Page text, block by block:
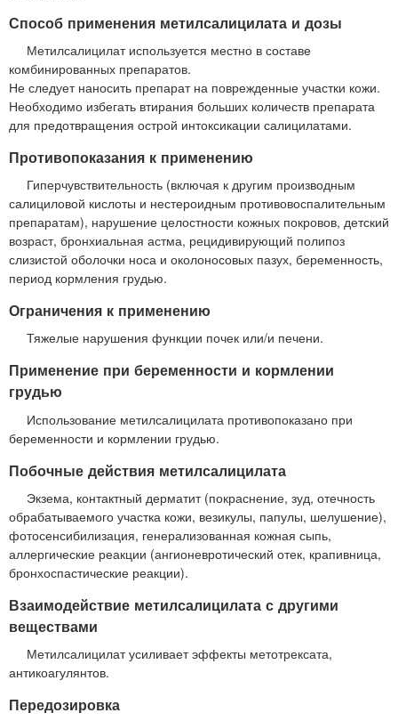
Способ применения метилсалицилата и дозы
Метилсалицилат используется местно в составе
комбинированных препаратов.
Не следует наносить препарат на поврежденные участки кожи.
Необходимо избегать втирания больших количеств препарата
для предотвращения острой интоксикации салицилатами.
Противопоказания к применению
Гиперчувствительность (включая к другим производным
салициловой кислоты и нестероидным противовоспалительным
препаратам), нарушение целостности кожных покровов, детский
возраст, бронхиальная астма, рецидивирующий полипоз
слизистой оболочки носа и околоносовых пазух, беременность,
период кормления грудью.
Ограничения к применению
Тяжелые нарушения функции почек или/и печени.
Применение при беременности и кормлении
грудью
Использование метилсалицилата противопоказано при
беременности и кормлении грудью.
Побочные действия метилсалицилата
Экзема, контактный дерматит (покраснение, зуд, отечность
обрабатываемого участка кожи, везикулы, папулы, шелушение),
фотосенсибилизация, генерализованная кожная сыпь,
аллергические реакции (ангионевротический отек, крапивница,
бронхоспастические реакции).
Взаимодействие метилсалицилата с другими
веществами
Метилсалицилат усиливает эффекты метотрексата,
антикоагулянтов.
Передозировка